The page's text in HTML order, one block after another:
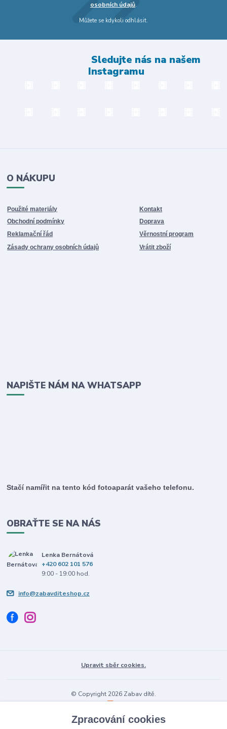
osobních údajů.
Můžete se kdykoli odhlásit.
Sledujte nás na našem
Instagramu
O NÁKUPU
Použité materiály
Kontakt
Obchodní podmínky
Doprava
Reklamační řád
Věrnostní program
Zásady ochrany osobních údajů
Vrátit zboží
NAPIŠTE NÁM NA WHATSAPP
Stačí namířit na tento kód fotoaparát vašeho telefonu.
OBRAŤTE SE NA NÁS
Lenka Bernátová
+420 602 101 576
9:00 - 19:00 hod.
info@zabavditeshop.cz
Upravit sběr cookies.
© Copyright 2026 Zabav dítě.
Vytvořeno na
Eshop-rychle.cz
Zpracování cookies